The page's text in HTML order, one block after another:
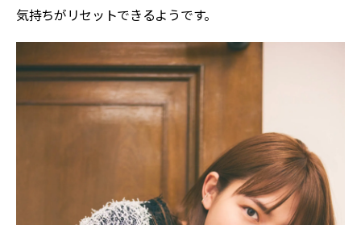
気持ちがリセットできるようです。